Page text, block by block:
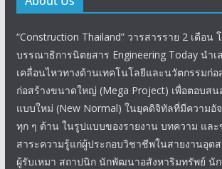
“Construction Thailand” วารสารราย 2 เดือน
บรรณาธิการนิตยสาร Engineering Today นำ
เคลื่อนไหวทางด้านเทคโนโลยีและนวัตกรรมก่อ
ก่อสร้างขนาดใหญ่ (Mega Project) เพื่อตอบสน
แบบใหม่ (New Normal) ในยุคดิจิทัลที่มีความอั
ทุก ๆ ด้าน ในรูปแบบของรายงาน บทความ และ
สาระความรู้แก่ผู้ประกอบวิชาชีพในสายงานอุต
ผู้รับเหมา สถาปนิก นักพัฒนาอสังหาริมทรัพย์ นั